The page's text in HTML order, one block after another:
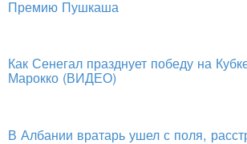
Премию Пушкаша
Как Сенегал празднует победу на
Марокко (ВИДЕО)
В Албании вратарь ушел с поля,